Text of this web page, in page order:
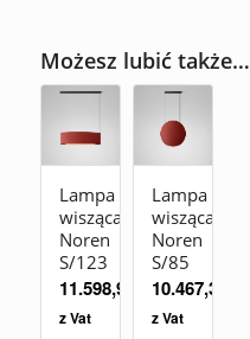
Możesz lubić także…
Lampa
wisząca
Noren
S/123
11.598,90
z Vat
Lampa
wisząca
Noren
S/85
10.467,30
z Vat